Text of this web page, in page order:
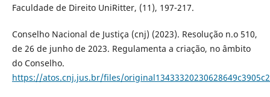
Faculdade de Direito UniRitter, (11), 197-217.
Conselho Nacional de Justiça (cnj) (2023). Resolução n.o 510,
de 26 de junho de 2023. Regulamenta a criação, no âmbito
do Conselho.
https://atos.cnj.jus.br/files/